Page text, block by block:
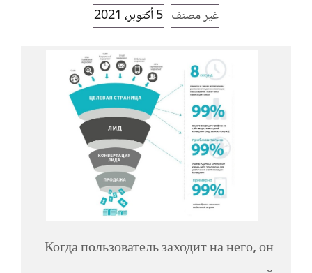
غير مصنف 5 أكتوبر، 2021
Когда пользователь заходит на него, он